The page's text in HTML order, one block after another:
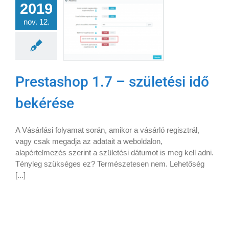
2019
nov. 12.
Prestashop 1.7 – születési idő
bekérése
A Vásárlási folyamat során, amikor a vásárló regisztrál,
vagy csak megadja az adatait a weboldalon,
alapértelmezés szerint a születési dátumot is meg kell adni.
Tényleg szükséges ez? Természetesen nem. Lehetőség
[...]